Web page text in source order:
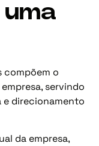
compõem o
servindo
e direcionamento
da empresa,